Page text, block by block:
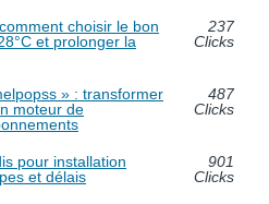
choisir le bon
et prolonger la
237
Clicks
» : transformer
moteur de
487
Clicks
pour installation
et délais
901
Clicks